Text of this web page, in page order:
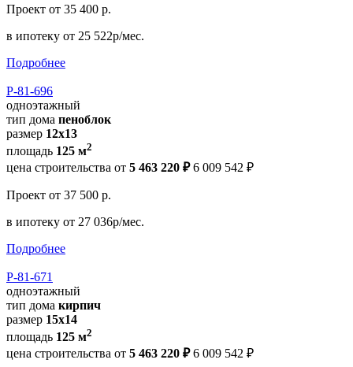
Проект от 35 400 р.
в ипотеку от 25 522р/мес.
Подробнее
Р-81-696
одноэтажный
тип дома пеноблок
размер 12x13
площадь 125 м2
цена строительства от 5 463 220 ₽ 6 009 542 ₽
Проект от 37 500 р.
в ипотеку от 27 036р/мес.
Подробнее
Р-81-671
одноэтажный
тип дома кирпич
размер 15x14
площадь 125 м2
цена строительства от 5 463 220 ₽ 6 009 542 ₽